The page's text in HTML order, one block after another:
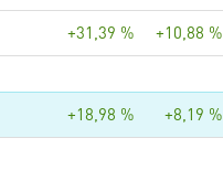
+31,39 % +10,88 %
+18,98 % +8,19 %